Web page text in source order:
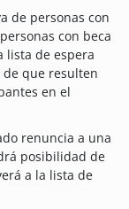
de personas con
con beca
lista de espera
de que resulten
en el
renuncia a una
posibilidad de
a la lista de